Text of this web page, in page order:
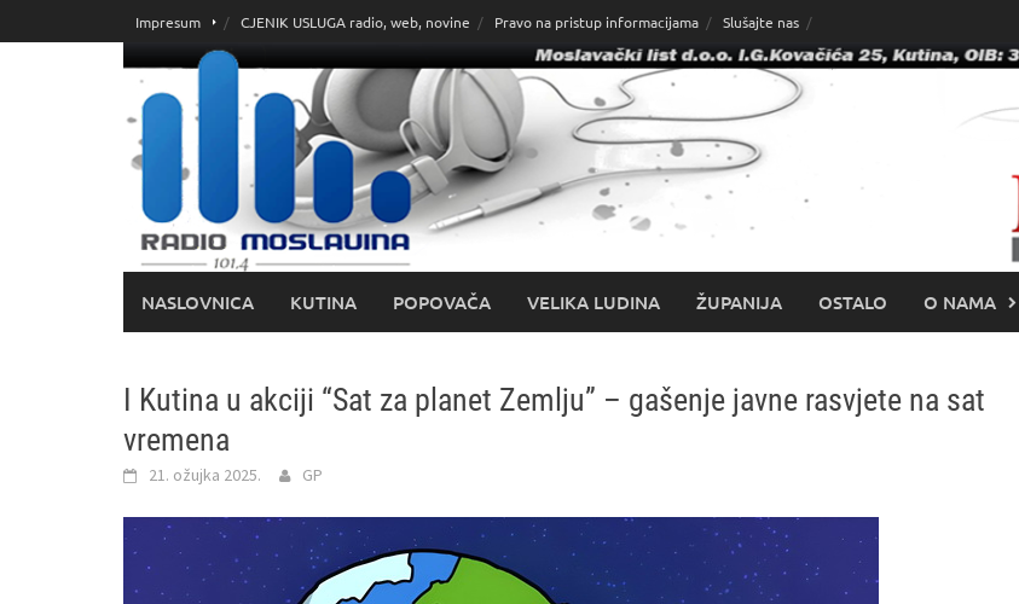
do
Impresum CJENIK USLUGA radio, web, novine Pravo na pristup informacijama Slušajte nas
NASLOVNICA KUTINA POPOVAČA VELIKA LUDINA ŽUPANIJA OSTALO O NAMA
I Kutina u akciji “Sat za planet Zemlju” – gašenje javne rasvjete na sat
vremena
21. ožujka 2025. GP